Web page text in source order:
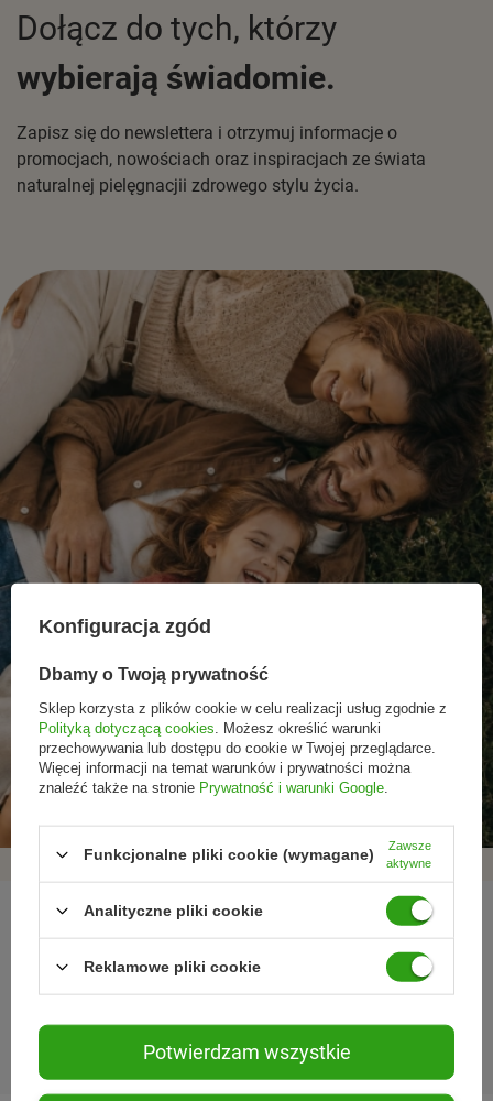
Dołącz do tych, którzy
wybierają świadomie.
Zapisz się do newslettera i otrzymuj informacje o
promocjach, nowościach oraz inspiracjach ze świata
naturalnej pielęgnacjii zdrowego stylu życia.
Promocje tylko dla
subskrybentów
Nowości przed
premierą
Rezygnacja w każdej
chwili
REGULAMINY
SPRAWDŹ NAS
MOJE ZAMÓWIENIE
Konfiguracja zgód
Dbamy o Twoją prywatność
Sklep korzysta z plików cookie w celu realizacji usług zgodnie z
Polityką dotyczącą cookies . Możesz określić warunki
przechowywania lub dostępu do cookie w Twojej przeglądarce.
Więcej informacji na temat warunków i prywatności można
znaleźć także na stronie Prywatność i warunki Google
Funkcjonalne pliki cookie (wymagane)
Zawsze
aktywne
Analityczne pliki cookie
Reklamowe pliki cookie
Potwierdzam wszystkie